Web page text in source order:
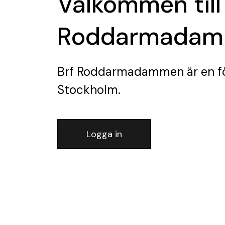
Brf Roddarmadammen är en
Stockholm.
Logga in